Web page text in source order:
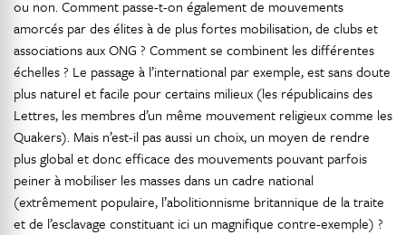
ou non. Comment passe-t-on également de mouvements
amorcés par des élites à de plus fortes mobilisation, de clubs et
associations aux ONG ? Comment se combinent les différentes
échelles ? Le passage à l’international par exemple, est sans doute
plus naturel et facile pour certains milieux (les républicains des
Lettres, les membres d’un même mouvement religieux comme les
Quakers). Mais n’est-il pas aussi un choix, un moyen de rendre
plus global et donc efficace des mouvements pouvant parfois
peiner à mobiliser les masses dans un cadre national
(extrêmement populaire, l’abolitionnisme britannique de la traite
et de l’esclavage constituant ici un magnifique contre-exemple) ?